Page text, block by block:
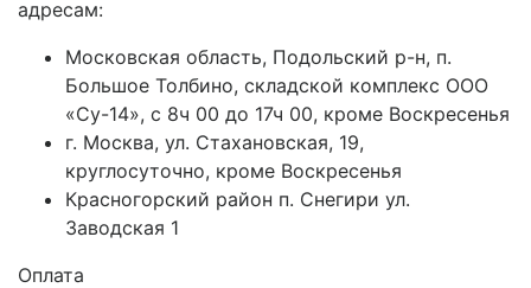
адресам:
Московская область, Подольский р-н, п.
Большое Толбино, складской комплекс ООО
«Су-14», с 8ч 00 до 17ч 00, кроме Воскресенья
г. Москва, ул. Стахановская, 19,
круглосуточно, кроме Воскресенья
Красногорский район п. Снегири ул.
Заводская 1
Оплата